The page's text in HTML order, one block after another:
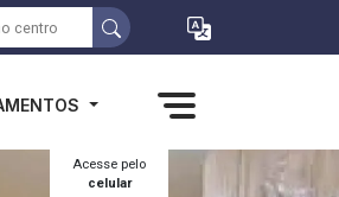
Acesse pelo
celular